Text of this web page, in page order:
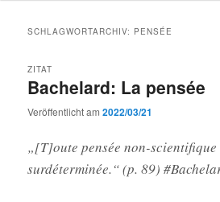
SCHLAGWORTARCHIV: PENSÉE
Bachelard: La pensée
ZITAT
Veröffentlicht am2022/03/21
„[T]oute pensée non-scientifique
surdéterminée.“ (p. 89)